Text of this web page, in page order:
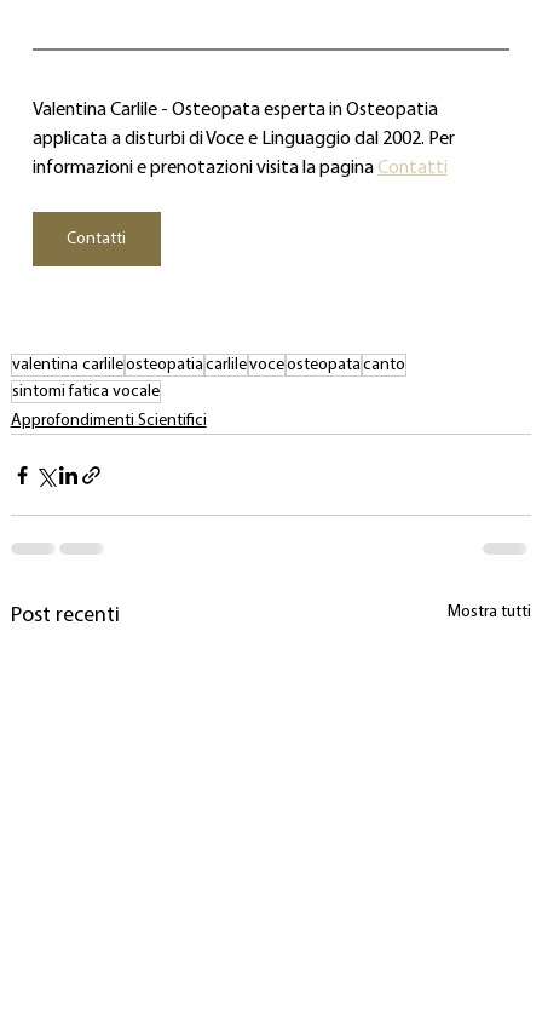
Valentina Carlile - Osteopata esperta in Osteopatia
applicata a disturbi di Voce e Linguaggio dal 2002. Per
informazioni e prenotazioni visita la pagina Contatti
Contatti
valentina carlileosteopatia carlilevoceosteopata canto
sintomi fatica vocale
Approfondimenti Scientifici
Post recenti Mostra tutti